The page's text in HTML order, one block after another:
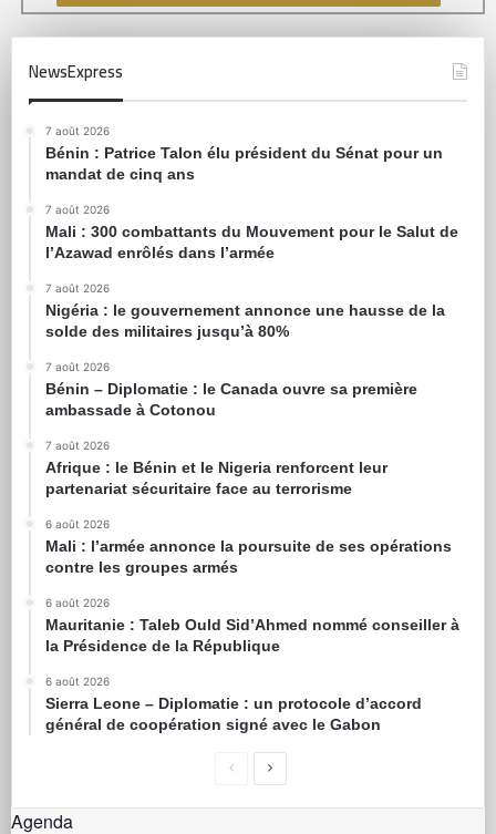
NewsExpress
7 août 2026
Bénin : Patrice Talon élu président du Sénat pour un
mandat de cinq ans
7 août 2026
Mali : 300 combattants du Mouvement pour le Salut de
l’Azawad enrôlés dans l’armée
7 août 2026
Nigéria : le gouvernement annonce une hausse de la
solde des militaires jusqu’à 80%
7 août 2026
Bénin – Diplomatie : le Canada ouvre sa première
ambassade à Cotonou
7 août 2026
Afrique : le Bénin et le Nigeria renforcent leur
partenariat sécuritaire face au terrorisme
6 août 2026
Mali : l’armée annonce la poursuite de ses opérations
contre les groupes armés
6 août 2026
Mauritanie : Taleb Ould Sid’Ahmed nommé conseiller à
la Présidence de la République
6 août 2026
Sierra Leone – Diplomatie : un protocole d’accord
général de coopération signé avec le Gabon
Agenda